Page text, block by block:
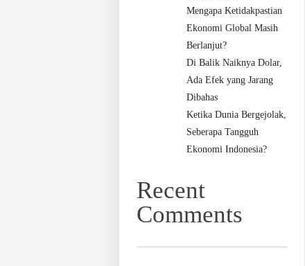
Mengapa Ketidakpastian
Ekonomi Global Masih
Berlanjut?
Di Balik Naiknya Dolar,
Ada Efek yang Jarang
Dibahas
Ketika Dunia Bergejolak,
Seberapa Tangguh
Ekonomi Indonesia?
Recent
Comments